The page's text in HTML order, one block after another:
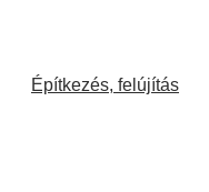
Építkezés, felújítás